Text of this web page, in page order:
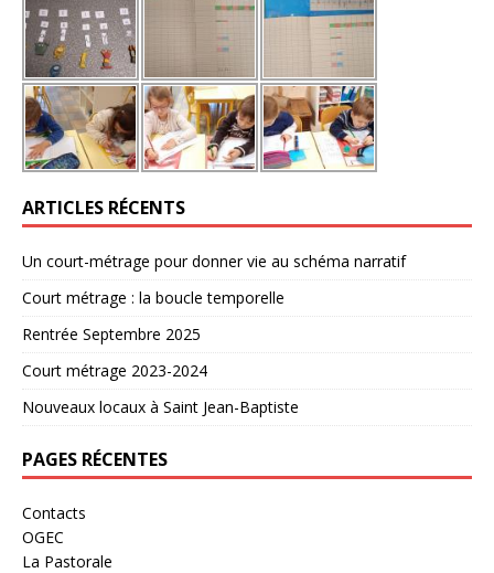
ARTICLES RÉCENTS
Un court-métrage pour donner vie au schéma narratif
Court métrage : la boucle temporelle
Rentrée Septembre 2025
Court métrage 2023-2024
Nouveaux locaux à Saint Jean-Baptiste
PAGES RÉCENTES
Contacts
OGEC
La Pastorale